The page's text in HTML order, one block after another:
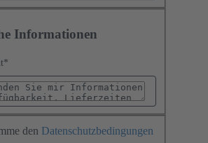
Informationen
*
den Datenschutzbedingungen